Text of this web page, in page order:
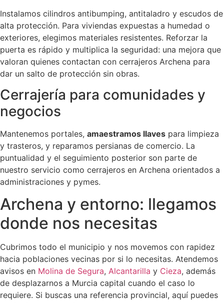
Instalamos cilindros antibumping, antitaladro y escudos de
alta protección. Para viviendas expuestas a humedad o
exteriores, elegimos materiales resistentes. Reforzar la
puerta es rápido y multiplica la seguridad: una mejora que
valoran quienes contactan con cerrajeros Archena para
dar un salto de protección sin obras.
Cerrajería para comunidades y
negocios
Mantenemos portales, amaestramos llaves para limpieza
y trasteros, y reparamos persianas de comercio. La
puntualidad y el seguimiento posterior son parte de
nuestro servicio como cerrajeros en Archena orientados a
administraciones y pymes.
Archena y entorno: llegamos
donde nos necesitas
Cubrimos todo el municipio y nos movemos con rapidez
hacia poblaciones vecinas por si lo necesitas. Atendemos
avisos en Molina de Segura, Alcantarilla y Cieza, además
de desplazarnos a Murcia capital cuando el caso lo
requiere. Si buscas una referencia provincial, aquí puedes